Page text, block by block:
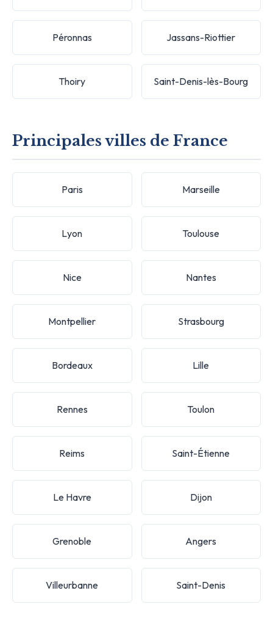
Péronnas Jassans-Riottier
Thoiry Saint-Denis-lès-Bourg
Principales villes de France
Paris Marseille
Lyon Toulouse
Nice Nantes
Montpellier Strasbourg
Bordeaux Lille
Rennes Toulon
Reims Saint-Étienne
Le Havre Dijon
Grenoble Angers
Villeurbanne Saint-Denis